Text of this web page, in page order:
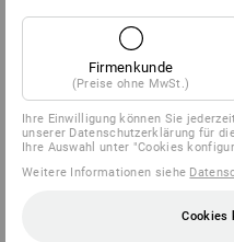
Firmenkunde
(Preise ohne MwSt.)
Ihre Einwilligung können Sie
unserer Datenschutzerklärung für
Ihre Auswahl unter "Cookies
Weitere Informationen siehe
Cookies